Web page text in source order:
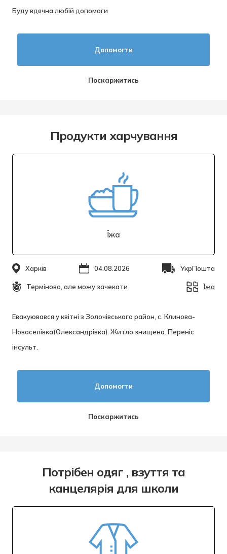
Буду вдячна любій допомоги
Поскаржитись
Допомогти
Продукти харчування
Їжа
Евакуювався у квітні з Золочівського район, с. Клинова-
Новоселівка(Олександрівка). Житло знищено. Переніс
інсульт.
Харків 04.08.2026 УкрПошта
Терміново, але можу зачекати Їжа
Поскаржитись
Допомогти
Потрібен одяг , взуття та
канцелярія для школи